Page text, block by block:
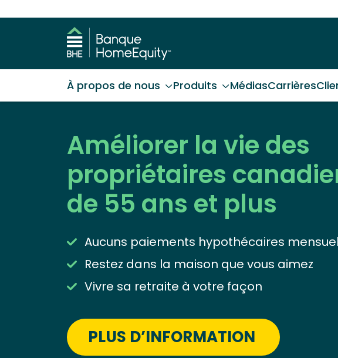
À propos de nous Produits MédiasCarrières
Améliorer la vie des
propriétaires
de 55 ans et plus
Aucuns paiements hypothécaires
Restez dans la maison que vous aimez
Vivre sa retraite à votre façon
PLUS D’INFORMATION